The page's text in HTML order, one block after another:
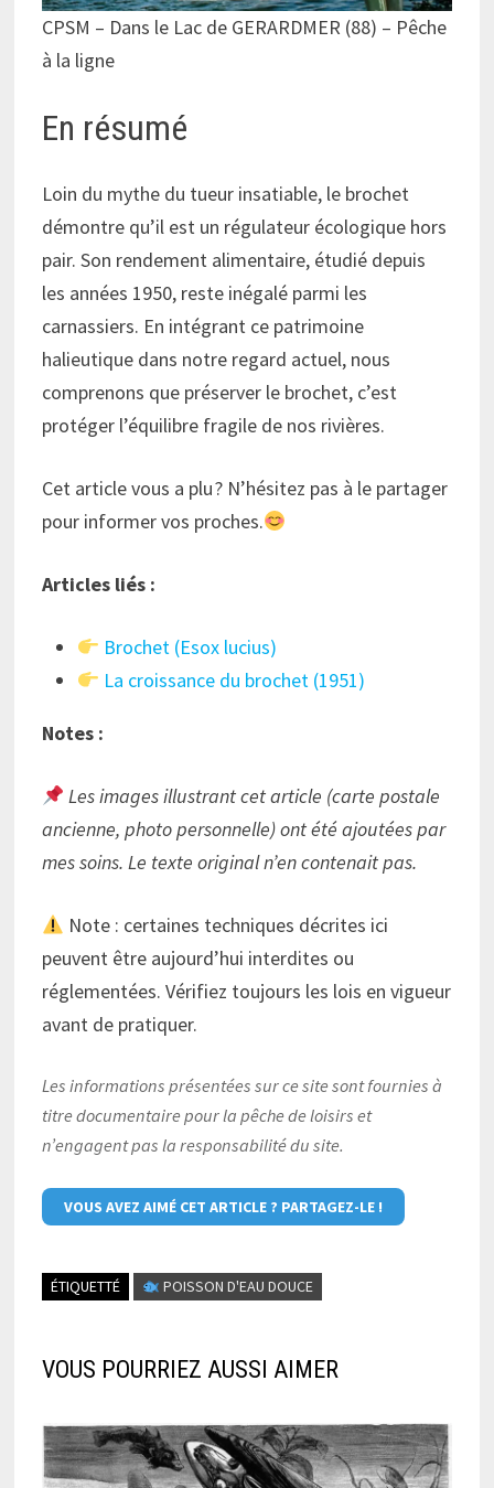
CPSM – Dans le Lac de GERARDMER (88) – Pêche
à la ligne
En résumé
Loin du mythe du tueur insatiable, le brochet
démontre qu’il est un régulateur écologique hors
pair. Son rendement alimentaire, étudié depuis
les années 1950, reste inégalé parmi les
carnassiers. En intégrant ce patrimoine
halieutique dans notre regard actuel, nous
comprenons que préserver le brochet, c’est
protéger l’équilibre fragile de nos rivières.
Cet article vous a plu ? N’hésitez pas à le partager
pour informer vos proches.
Articles liés :
Brochet (Esox lucius)
La croissance du brochet (1951)
Notes :
Les images illustrant cet article (carte postale
ancienne, photo personnelle) ont été ajoutées par
mes soins. Le texte original n’en contenait pas.
Note : certaines techniques décrites ici
peuvent être aujourd’hui interdites ou
réglementées. Vérifiez toujours les lois en vigueur
avant de pratiquer.
Les informations présentées sur ce site sont fournies à
titre documentaire pour la pêche de loisirs et
n’engagent pas la responsabilité du site.
VOUS AVEZ AIMÉ CET ARTICLE ? PARTAGEZ-LE !
ÉTIQUETTÉ POISSON D'EAU DOUCE
VOUS POURRIEZ AUSSI AIMER